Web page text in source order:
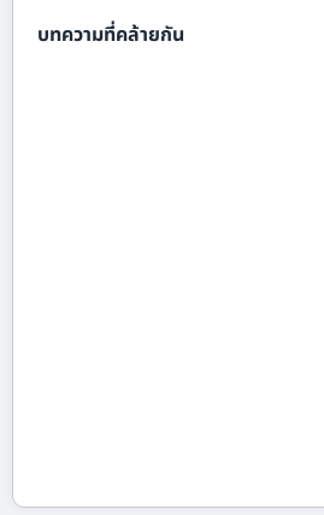
บทความที่คล้ายกัน